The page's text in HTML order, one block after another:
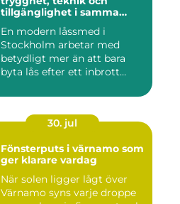
tillgänglighet i samma
En modern låssmed i
Stockholm arbetar med
betydligt mer än att bara
byta lås efter ett inbrott
30. jul
Fönsterputs i värnamo som
ger klarare vardag
När solen ligger lågt över
Värnamo syns varje droppe